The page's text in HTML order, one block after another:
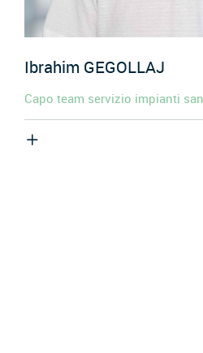
Ibrahim GEGOLLAJ
Capo team servizio impianti